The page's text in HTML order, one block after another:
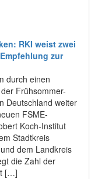
RKI weist zwei
zur
durch einen
Frühsommer-
Deutschland weiter
FSME-
Koch-Institut
Stadtkreis
dem Landkreis
die Zahl der
[…]